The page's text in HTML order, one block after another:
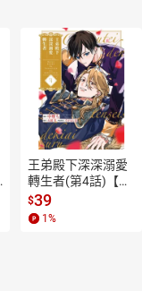
王弟殿下深深溺愛
轉生者(第4話)【電
子書】
$39
1 %